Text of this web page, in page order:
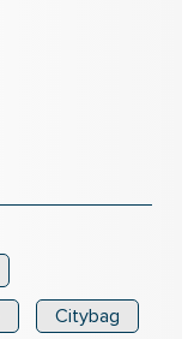
Citybag